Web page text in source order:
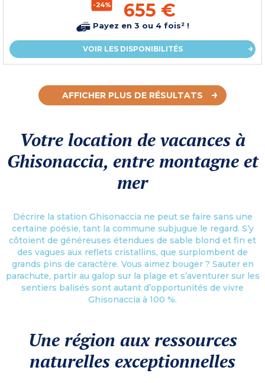
-24% 655 €
Payez en 3 ou 4 fois² !
VOIR LES DISPONIBILITÉS
AFFICHER PLUS DE RÉSULTATS
Votre location de vacances à
Ghisonaccia, entre montagne et
mer
Décrire la station Ghisonaccia ne peut se faire sans une
certaine poésie, tant la commune subjugue le regard. S’y
côtoient de généreuses étendues de sable blond et fin et
des vagues aux reflets cristallins, que surplombent de
grands pins de caractère. Vous aimez bouger ? Sauter en
parachute, partir au galop sur la plage et s’aventurer sur les
sentiers balisés sont autant d’opportunités de vivre
Ghisonaccia à 100 %.
Une région aux ressources
naturelles exceptionnelles